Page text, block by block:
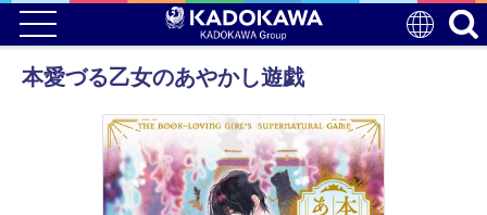
本愛づる乙女のあやかし遊戯